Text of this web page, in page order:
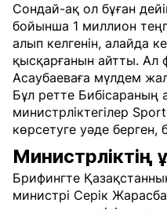
Сондай-ақ ол бұған
бойынша 1 миллион
алып келгенін, алайда
қысқарғанын айтты. Ал
Асаубаеваға мүлдем
Бұл ретте Бибісараның
министрліктегілер
көрсетуге уәде берген,
Министрліктің
Брифингте
министрі Серік